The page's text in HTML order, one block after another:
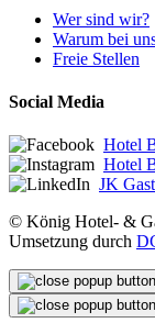
Wer sind wir?
Warum bei
Freie Stellen
Social Media
Hotel
Hotel
JK
© König Hotel- &
Umsetzung durch